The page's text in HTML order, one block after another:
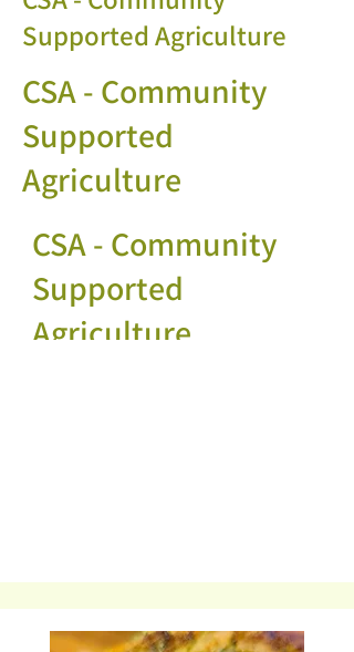
Supported Agriculture
CSA - Community
Supported
Agriculture
CSA - Community
Supported
Agriculture